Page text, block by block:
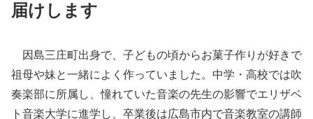
届けします
因島三庄町出身で、子どもの頃からお菓子作りが好きで
祖母や妹と一緒によく作っていました。中学・高校では吹
奏楽部に所属し、憧れていた音楽の先生の影響でエリザベ
ト音楽大学に進学し、卒業後は広島市内で音楽教室の講師